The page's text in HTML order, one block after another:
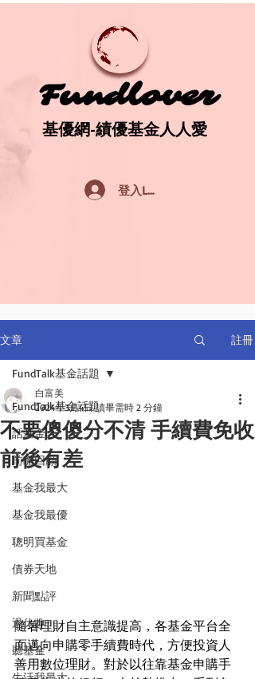
Fundlover
Fundlover
基優網-績優基金人人愛
基優網-績優基金人人愛
登入Log In
文章 註冊
FundTalk基金話題
話基金
前瞻回顧
基金我最大
基金我最優
聰明買基金
債券天地
新聞點評
退休趣
聽基金
FundTalk基金話題
不要傻傻分不清 手續費免收
前後有差
白富美
2024年3月4日 讀畢需時 2 分鐘
隨著理財自主意識提高，各基金平台全
面邁向申購零手續費時代，方便投資人
善用數位理財。對於以往靠基金申購手